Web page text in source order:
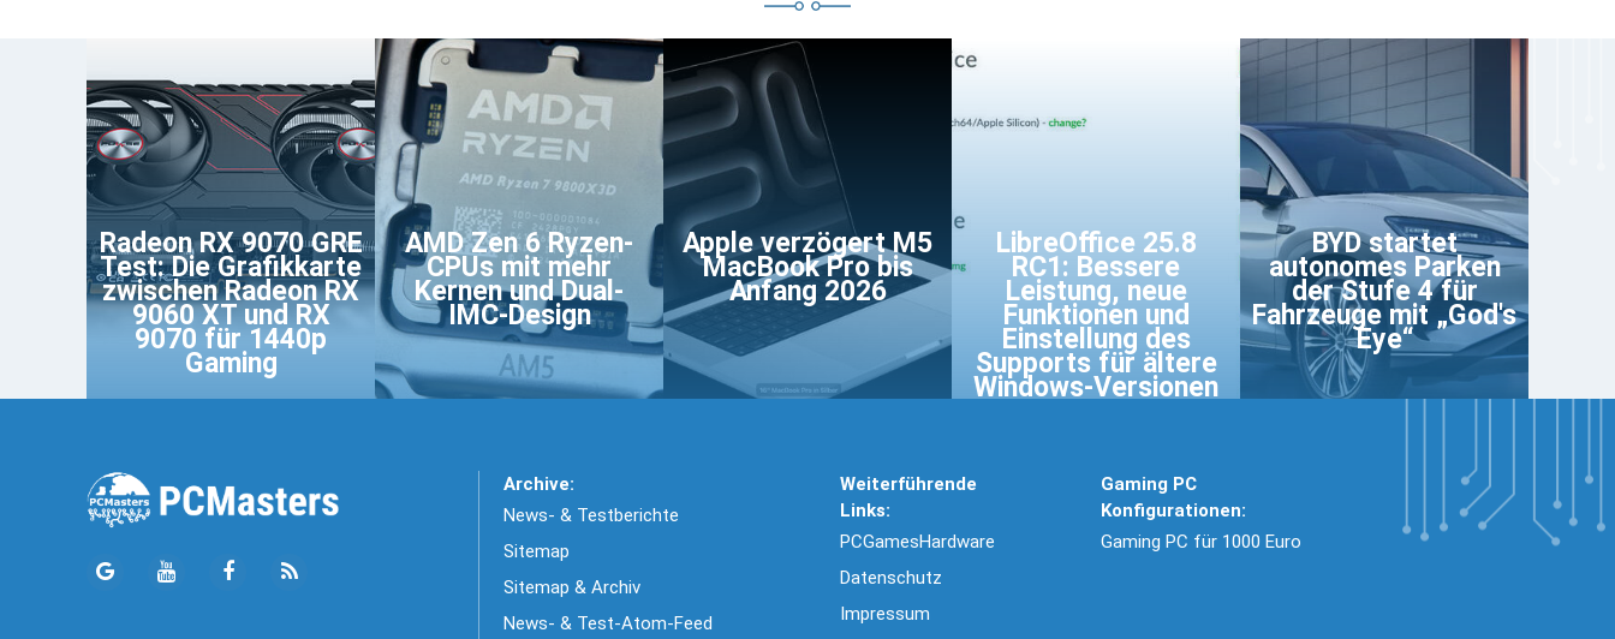
Radeon RX 9070 GRE
Test: Die Grafikkarte
zwischen Radeon RX
9060 XT und RX
9070 für 1440p
Gaming
AMD Zen 6 Ryzen-
CPUs mit mehr
Kernen und Dual-
IMC-Design
Apple verzögert M5
MacBook Pro bis
Anfang 2026
LibreOffice 25.8
RC1: Bessere
Leistung, neue
Funktionen und
Einstellung des
Supports für ältere
Windows-Versionen
BYD startet
autonomes Parken
der Stufe 4 für
Fahrzeuge mit „God's
Eye“
Archive:
News- & Testberichte
Sitemap
Sitemap & Archiv
News- & Test-Atom-Feed
Weiterführende
Links:
PCGamesHardware
Datenschutz
Impressum
Gaming PC
Konfigurationen:
Gaming PC für 1000 Euro